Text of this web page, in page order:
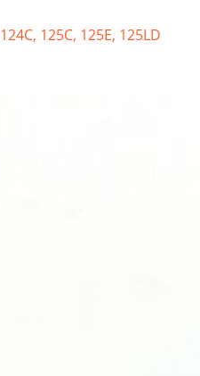
125C, 125E, 125LD